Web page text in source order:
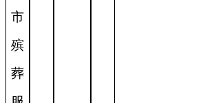
市
殡
葬